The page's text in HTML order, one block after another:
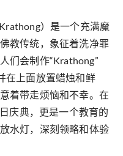
）是一个充满魔
教传统，象征着洗净罪
们会制作“Krathong”
在上面放置蜡烛和鲜
着带走烦恼和不幸。在
庆典，更是一个教育的
水灯，深刻领略和体验